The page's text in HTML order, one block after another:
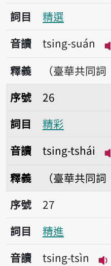
詞目
精選
音讀
tsing-suán
釋義
（臺華共同詞
序號26精彩
序號
26
詞目
精彩
音讀
tsing-tshái
釋義
（臺華共同詞
序號27精進
序號
27
詞目
精進
音讀
tsing-tsìn